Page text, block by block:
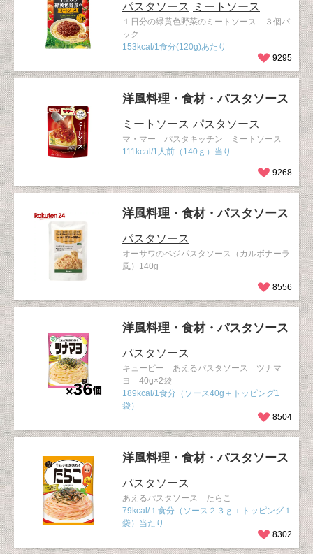
パスタソース ミートソース
１日分の緑黄色野菜のミートソース ３個パ
ック
153kcal/1食分(120g)あたり
9295
洋風料理・食材・パスタソース
ミートソース パスタソース
マ・マー パスタキッチン ミートソース
111kcal/1人前（140ｇ）当り
9268
洋風料理・食材・パスタソース
パスタソース
オーサワのベジパスタソース（カルボナーラ
風）140g
8556
洋風料理・食材・パスタソース
パスタソース
キューピー あえるパスタソース ツナマ
ヨ 40g×2袋
189kcal/1食分（ソース40g＋トッピング1
袋）
8504
洋風料理・食材・パスタソース
パスタソース
あえるパスタソース たらこ
79kcal/１食分（ソース２３ｇ＋トッピング１
袋）当たり
8302